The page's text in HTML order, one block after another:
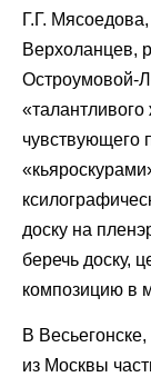
Г.Г.
Верхоланцев,
Остроумовой-
чувствующего
доску на
беречь доску,
композицию в
В
из Москвы